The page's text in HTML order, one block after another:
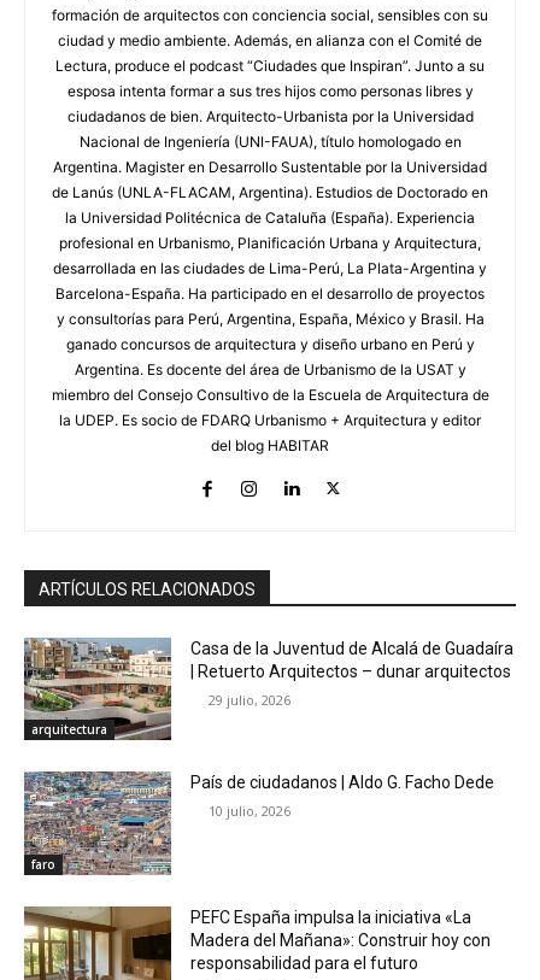
formación de arquitectos con conciencia social, sensibles con su
ciudad y medio ambiente. Además, en alianza con el Comité de
Lectura, produce el podcast “Ciudades que Inspiran”. Junto a su
esposa intenta formar a sus tres hijos como personas libres y
ciudadanos de bien. Arquitecto-Urbanista por la Universidad
Nacional de Ingeniería (UNI-FAUA), título homologado en
Argentina. Magister en Desarrollo Sustentable por la Universidad
de Lanús (UNLA-FLACAM, Argentina). Estudios de Doctorado en
la Universidad Politécnica de Cataluña (España). Experiencia
profesional en Urbanismo, Planificación Urbana y Arquitectura,
desarrollada en las ciudades de Lima-Perú, La Plata-Argentina y
Barcelona-España. Ha participado en el desarrollo de proyectos
y consultorías para Perú, Argentina, España, México y Brasil. Ha
ganado concursos de arquitectura y diseño urbano en Perú y
Argentina. Es docente del área de Urbanismo de la USAT y
miembro del Consejo Consultivo de la Escuela de Arquitectura de
la UDEP. Es socio de FDARQ Urbanismo + Arquitectura y editor
del blog HABITAR
ARTÍCULOS RELACIONADOS
arquitectura
Casa de la Juventud de Alcalá de Guadaíra
| Retuerto Arquitectos – dunar arquitectos
29 julio, 2026
faro
País de ciudadanos | Aldo G. Facho Dede
10 julio, 2026
PEFC España impulsa la iniciativa «La
Madera del Mañana»: Construir hoy con
responsabilidad para el futuro